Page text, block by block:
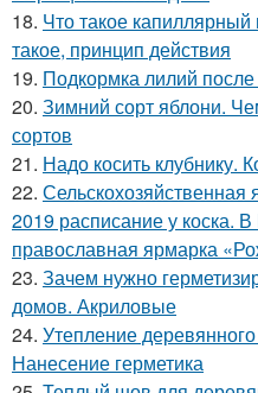
18. Что такое
такое, принцип действия
19. Подкормка лилий после
20. Зимний сорт яблони.
сортов
21. Надо косить клубнику.
22. Сельскохозяйственная
2019 расписание у коска.
православная ярмарка
23. Зачем нужно
домов. Акриловые
24. Утепление
Нанесение герметика